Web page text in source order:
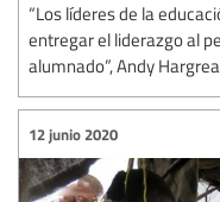
“Los líderes de la
entregar el liderazgo al
alumnado”, Andy
12 junio 2020